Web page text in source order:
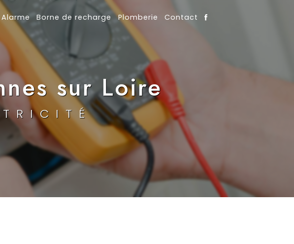
Alarme Borne de recharge Plomberie Contact
sur Loire